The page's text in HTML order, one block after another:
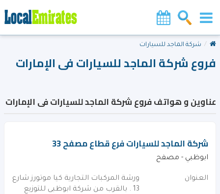
شركة الماجد للسيارات
فروع شركة الماجد للسيارات فى الإمارات
عناوين و هواتف فروع شركة الماجد للسيارات فى الإمارات
شركة الماجد للسيارات فرع قطاع مصفح 33
ابوظبي - مصفح
العنوان
ورشة المركبات التجارية كيا موتورز شارع
13 . بالقرب من شركة ابوظبى للتوزيع